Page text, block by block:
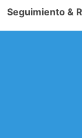
Seguimiento &